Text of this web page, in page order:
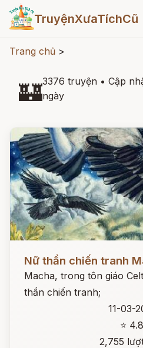
TruyệnXưaTíchCũ
Trang chủ >
🏰3376 truyện • Cập
ngày
Nữ thần chiến tranh
Macha, trong tôn giáo
thần chiến tranh;
11-03-
⭐ 4.8
2,755